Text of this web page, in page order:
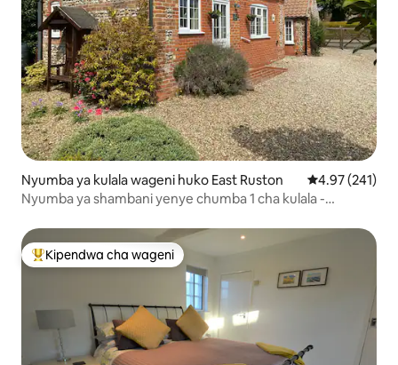
Nyumba ya kulala wageni huko East Ruston Ukadiriaji wa
4.97 (241)
Nyumba ya shambani yenye chumba 1 cha kulala -
Kipendwa maarufu cha wageni
Kipendwa cha wageni